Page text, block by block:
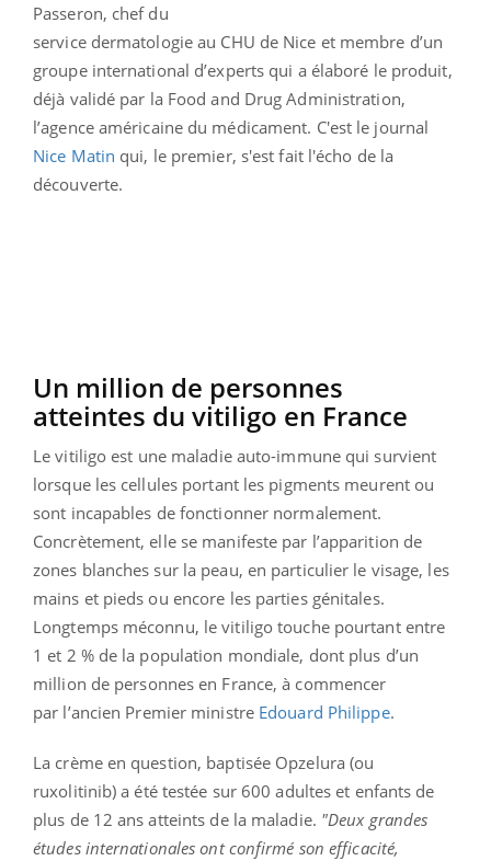
Passeron, chef du
service dermatologie au CHU de Nice et membre d’un
groupe international d’experts qui a élaboré le produit,
déjà validé par la Food and Drug Administration,
l’agence américaine du médicament. C'est le journal
Nice Matin qui, le premier, s'est fait l'écho de la
découverte.
Un million de personnes
atteintes du vitiligo en France
Le vitiligo est une maladie auto-immune qui survient
lorsque les cellules portant les pigments meurent ou
sont incapables de fonctionner normalement.
Concrètement, elle se manifeste par l’apparition de
zones blanches sur la peau, en particulier le visage, les
mains et pieds ou encore les parties génitales.
Longtemps méconnu, le vitiligo touche pourtant entre
1 et 2 % de la population mondiale, dont plus d’un
million de personnes en France, à commencer
par l’ancien Premier ministre Edouard Philippe.
La crème en question, baptisée Opzelura (ou
ruxolitinib) a été testée sur 600 adultes et enfants de
plus de 12 ans atteints de la maladie. "Deux grandes
études internationales ont confirmé son efficacité,